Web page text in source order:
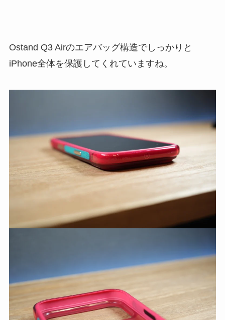
Ostand Q3 Airのエアバッグ構造でしっかりと
iPhone全体を保護してくれていますね。